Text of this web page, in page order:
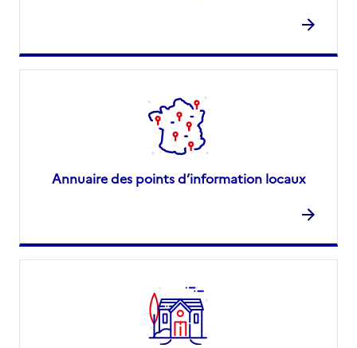
Annuaire des points d’information locaux